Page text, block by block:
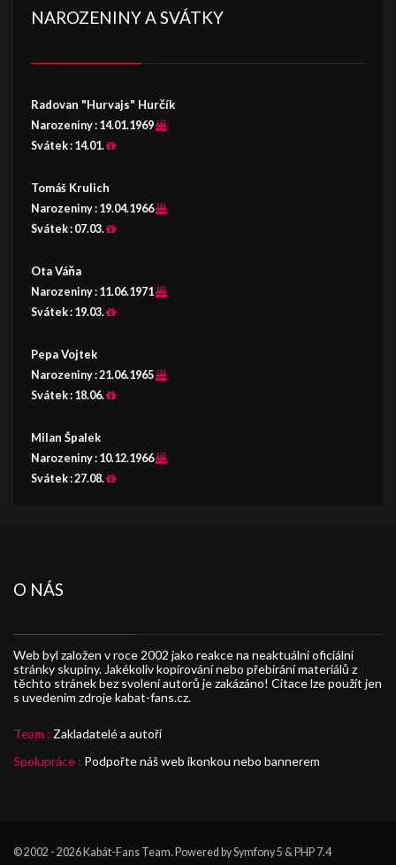
NAROZENINY A SVÁTKY
Radovan "Hurvajs" Hurčík
Narozeniny : 14.01.1969
Svátek : 14.01.
Tomáš Krulich
Narozeniny : 19.04.1966
Svátek : 07.03.
Ota Váňa
Narozeniny : 11.06.1971
Svátek : 19.03.
Pepa Vojtek
Narozeniny :21.06.1965
Svátek : 18.06.
Milan Špalek
Narozeniny : 10.12.1966
Svátek :27.08.
O NÁS
Web byl založen v roce 2002 jako reakce na neaktuální oficiální
stránky skupiny. Jakékoliv kopírování nebo přebírání materiálů z
těchto stránek bez svolení autorů je zakázáno! Citace lze použít jen
s uvedením zdroje kabat-fans.cz.
Team : Zakladatelé a autoři
Spolupráce : Podpořte náš web ikonkou nebo bannerem
© 2002 - 2026 Kabát-Fans Team. Powered by Symfony 5 & PHP 7.4